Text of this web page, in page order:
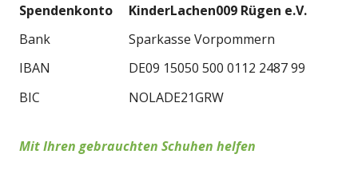
Spendenkonto
KinderLachen009 Rügen e.V.
Bank
Sparkasse Vorpommern
IBAN
DE09 15050 500 0112 2487 99
BIC
NOLADE21GRW
Mit Ihren gebrauchten Schuhen helfen